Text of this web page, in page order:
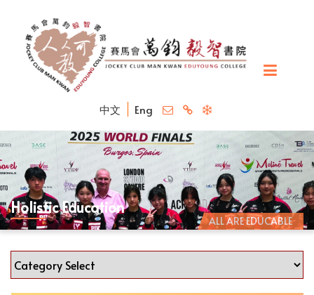
中文 Eng
ALL ARE EDUCABLE
Holistic Education